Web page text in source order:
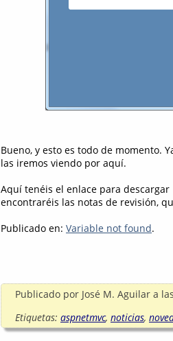
Bueno, y esto es todo de momento.
las iremos viendo por aquí.
Aquí tenéis el enlace para
encontraréis las notas de revisión,
Publicado en: Variable not found.
Publicado por José M. Aguilar a
Etiquetas: aspnetmvc, noticias,